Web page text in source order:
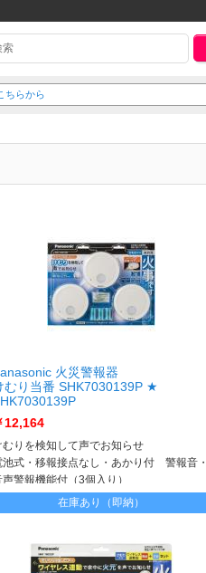
ちらから
火災警報器
むり当番 SHK7030139P ★
12,164
むりを検知して声でお知らせ
池式・移報接点なし・あかり付 警報音・
声警報機能付（3個入り）
在庫あり（即納）